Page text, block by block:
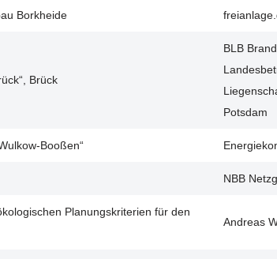
Borkheide
Brück
BLB
Potsdam
Booßen“
NBB
Planungskriterien für den
Andreas